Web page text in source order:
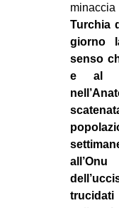
Turchia
giorno
senso
e al
trucidati